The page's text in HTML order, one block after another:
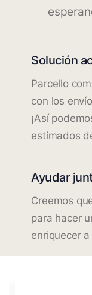
Solución
Parcello
con los
¡Así
estimados
Ayudar
Creemos
para hacer
enriquecer